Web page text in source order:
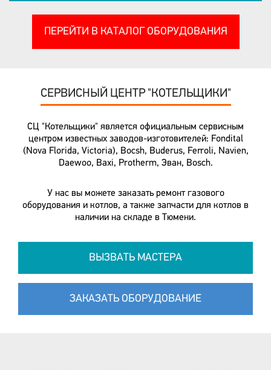
ПЕРЕЙТИ В КАТАЛОГ ОБОРУДОВАНИЯ
СЕРВИСНЫЙ ЦЕНТР "КОТЕЛЬЩИКИ"
СЦ "Котельщики" является официальным сервисным
центром известных заводов-изготовителей: Fondital
(Nova Florida, Victoria), Bocsh, Buderus, Ferroli, Navien,
Daewoo, Baxi, Protherm, Эван, Bosch.
У нас вы можете заказать ремонт газового
оборудования и котлов, а также запчасти для котлов в
наличии на складе в Тюмени.
ВЫЗВАТЬ МАСТЕРА
ЗАКАЗАТЬ ОБОРУДОВАНИЕ